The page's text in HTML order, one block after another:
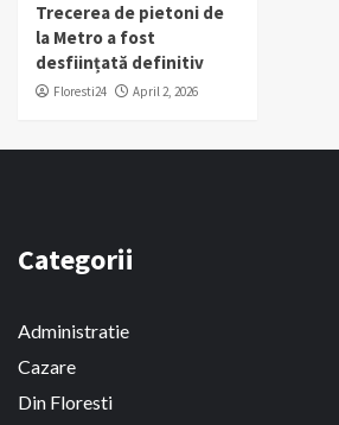
Trecerea de pietoni de
la Metro a fost
desființată definitiv
Floresti24 April 2, 2026
Categorii
Administratie
Cazare
Din Floresti